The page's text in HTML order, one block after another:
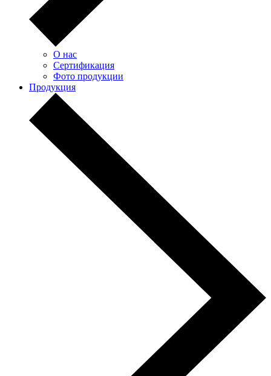
О нас
Сертификация
Фото продукции
Продукция